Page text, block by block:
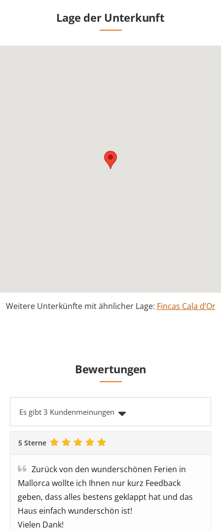
Lage der Unterkunft
Weitere Unterkünfte mit ähnlicher Lage: Fincas Cala d’Or
Bewertungen
Es gibt 3 Kundenmeinungen
5 Sterne
Zurück von den wunderschönen Ferien in
Mallorca wollte ich Ihnen nur kurz Feedback
geben, dass alles bestens geklappt hat und das
Haus einfach wunderschön ist!
Vielen Dank!